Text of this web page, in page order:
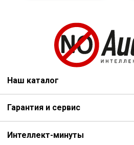
Наш каталог
Гарантия и сервис
Интеллект-минуты